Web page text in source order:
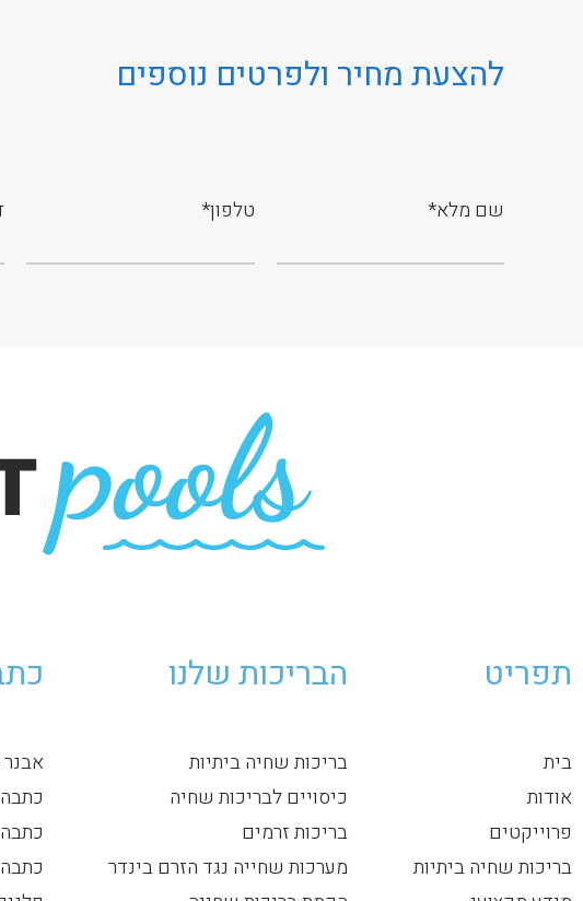
להצעת מחיר ולפרטים נוספים
תפריט
בית
אודות
פרוייקטים
בריכות שחיה ביתיות
הבריכות שלנו
בריכות שחיה ביתיות
כיסויים לבריכות שחיה
בריכות זרמים
מערכות שחייה נגד הזרם בינדר
אבנר